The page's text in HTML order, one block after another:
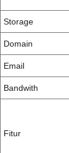
Storage
Domain
Email
Bandwith
Fitur